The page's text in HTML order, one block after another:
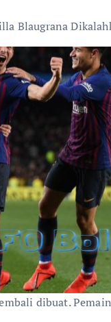
Blaugrana
dibuat.